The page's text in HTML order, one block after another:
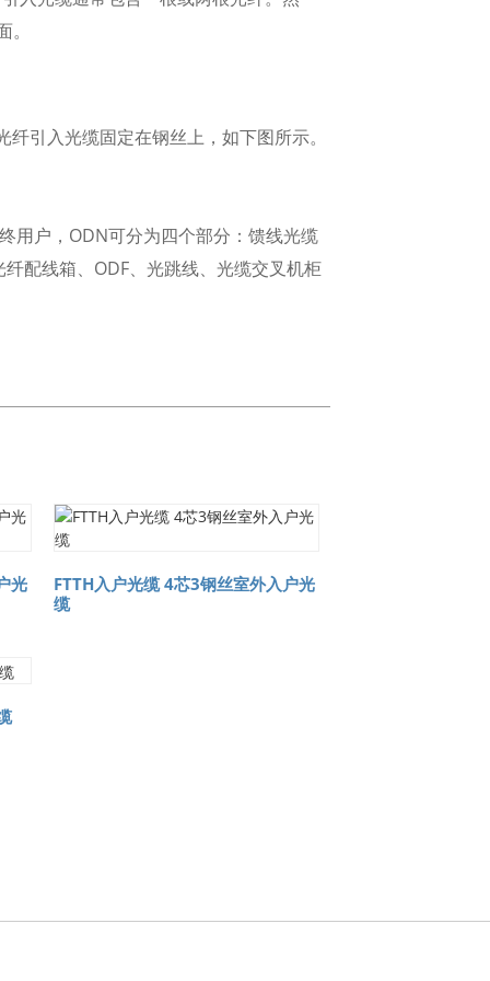
引入光缆固定在钢丝上，如下图所示。
用户，ODN可分为四个部分：馈线光缆
配线箱、ODF、光跳线、光缆交叉机柜
光
FTTH入户光缆 4芯3钢丝室外入户光
缆